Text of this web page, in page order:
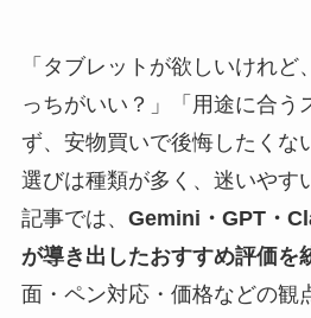
「タブレットが欲しいけれ
っちがいい？」「用途に合う
ず、安物買いで後悔したく
選びは種類が多く、迷いやす
記事では、 Gemini・GPT・
が導き出したおすすめ評価を
面・ペン対応・価格などの観